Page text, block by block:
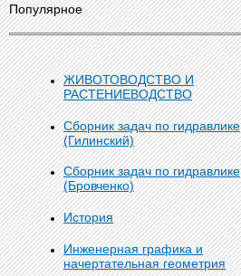
Популярное
ЖИВОТОВОДСТВО И
РАСТЕНИЕВОДСТВО
Сборник задач по гидравлике
(Гилинский)
Сборник задач по гидравлике
(Бровченко)
История
Инженерная графика и
начертательная геометрия